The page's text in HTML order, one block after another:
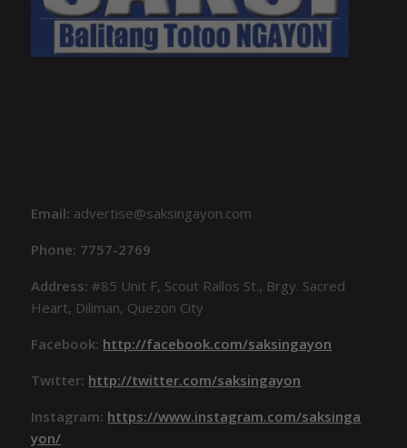
Email: advertise@saksingayon.com
Phone: 7757-2769
Address:#85 Unit F, Scout Rallos St., Brgy. Sacred
Heart, Diliman, Quezon City
Facebook: http://facebook.com/saksingayon
Twitter: http://twitter.com/saksingayon
Instagram: https://www.instagram.com/saksinga
yon/